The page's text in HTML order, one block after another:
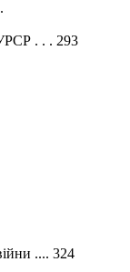
. . . 293
.... 324